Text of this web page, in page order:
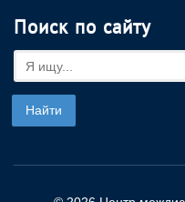
Поиск по сайту